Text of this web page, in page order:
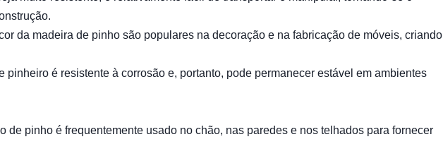
da madeira de pinho são populares na decoração e na fabricação de móveis, criando
pinheiro é resistente à corrosão e, portanto, pode permanecer estável em ambientes
de pinho é frequentemente usado no chão, nas paredes e nos telhados para fornecer